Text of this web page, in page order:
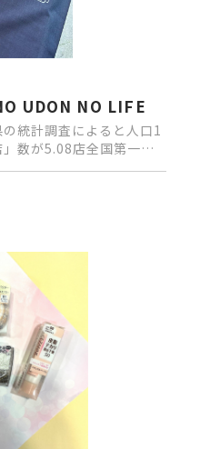
UDON NO LIFE
統計調査によると人口1
数が5.08店全国第一